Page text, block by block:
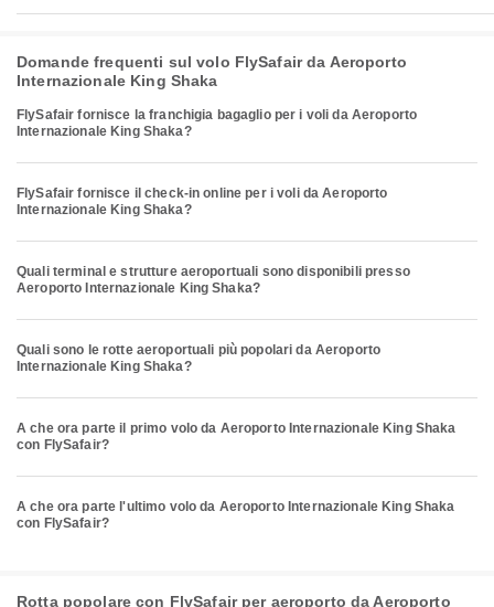
Domande frequenti sul volo FlySafair da Aeroporto
Internazionale King Shaka
FlySafair fornisce la franchigia bagaglio per i voli da Aeroporto
Internazionale King Shaka?
FlySafair fornisce il check-in online per i voli da Aeroporto
Internazionale King Shaka?
Quali terminal e strutture aeroportuali sono disponibili presso
Aeroporto Internazionale King Shaka?
Quali sono le rotte aeroportuali più popolari da Aeroporto
Internazionale King Shaka?
A che ora parte il primo volo da Aeroporto Internazionale King Shaka
con FlySafair?
A che ora parte l'ultimo volo da Aeroporto Internazionale King Shaka
con FlySafair?
Rotta popolare con FlySafair per aeroporto da Aeroporto